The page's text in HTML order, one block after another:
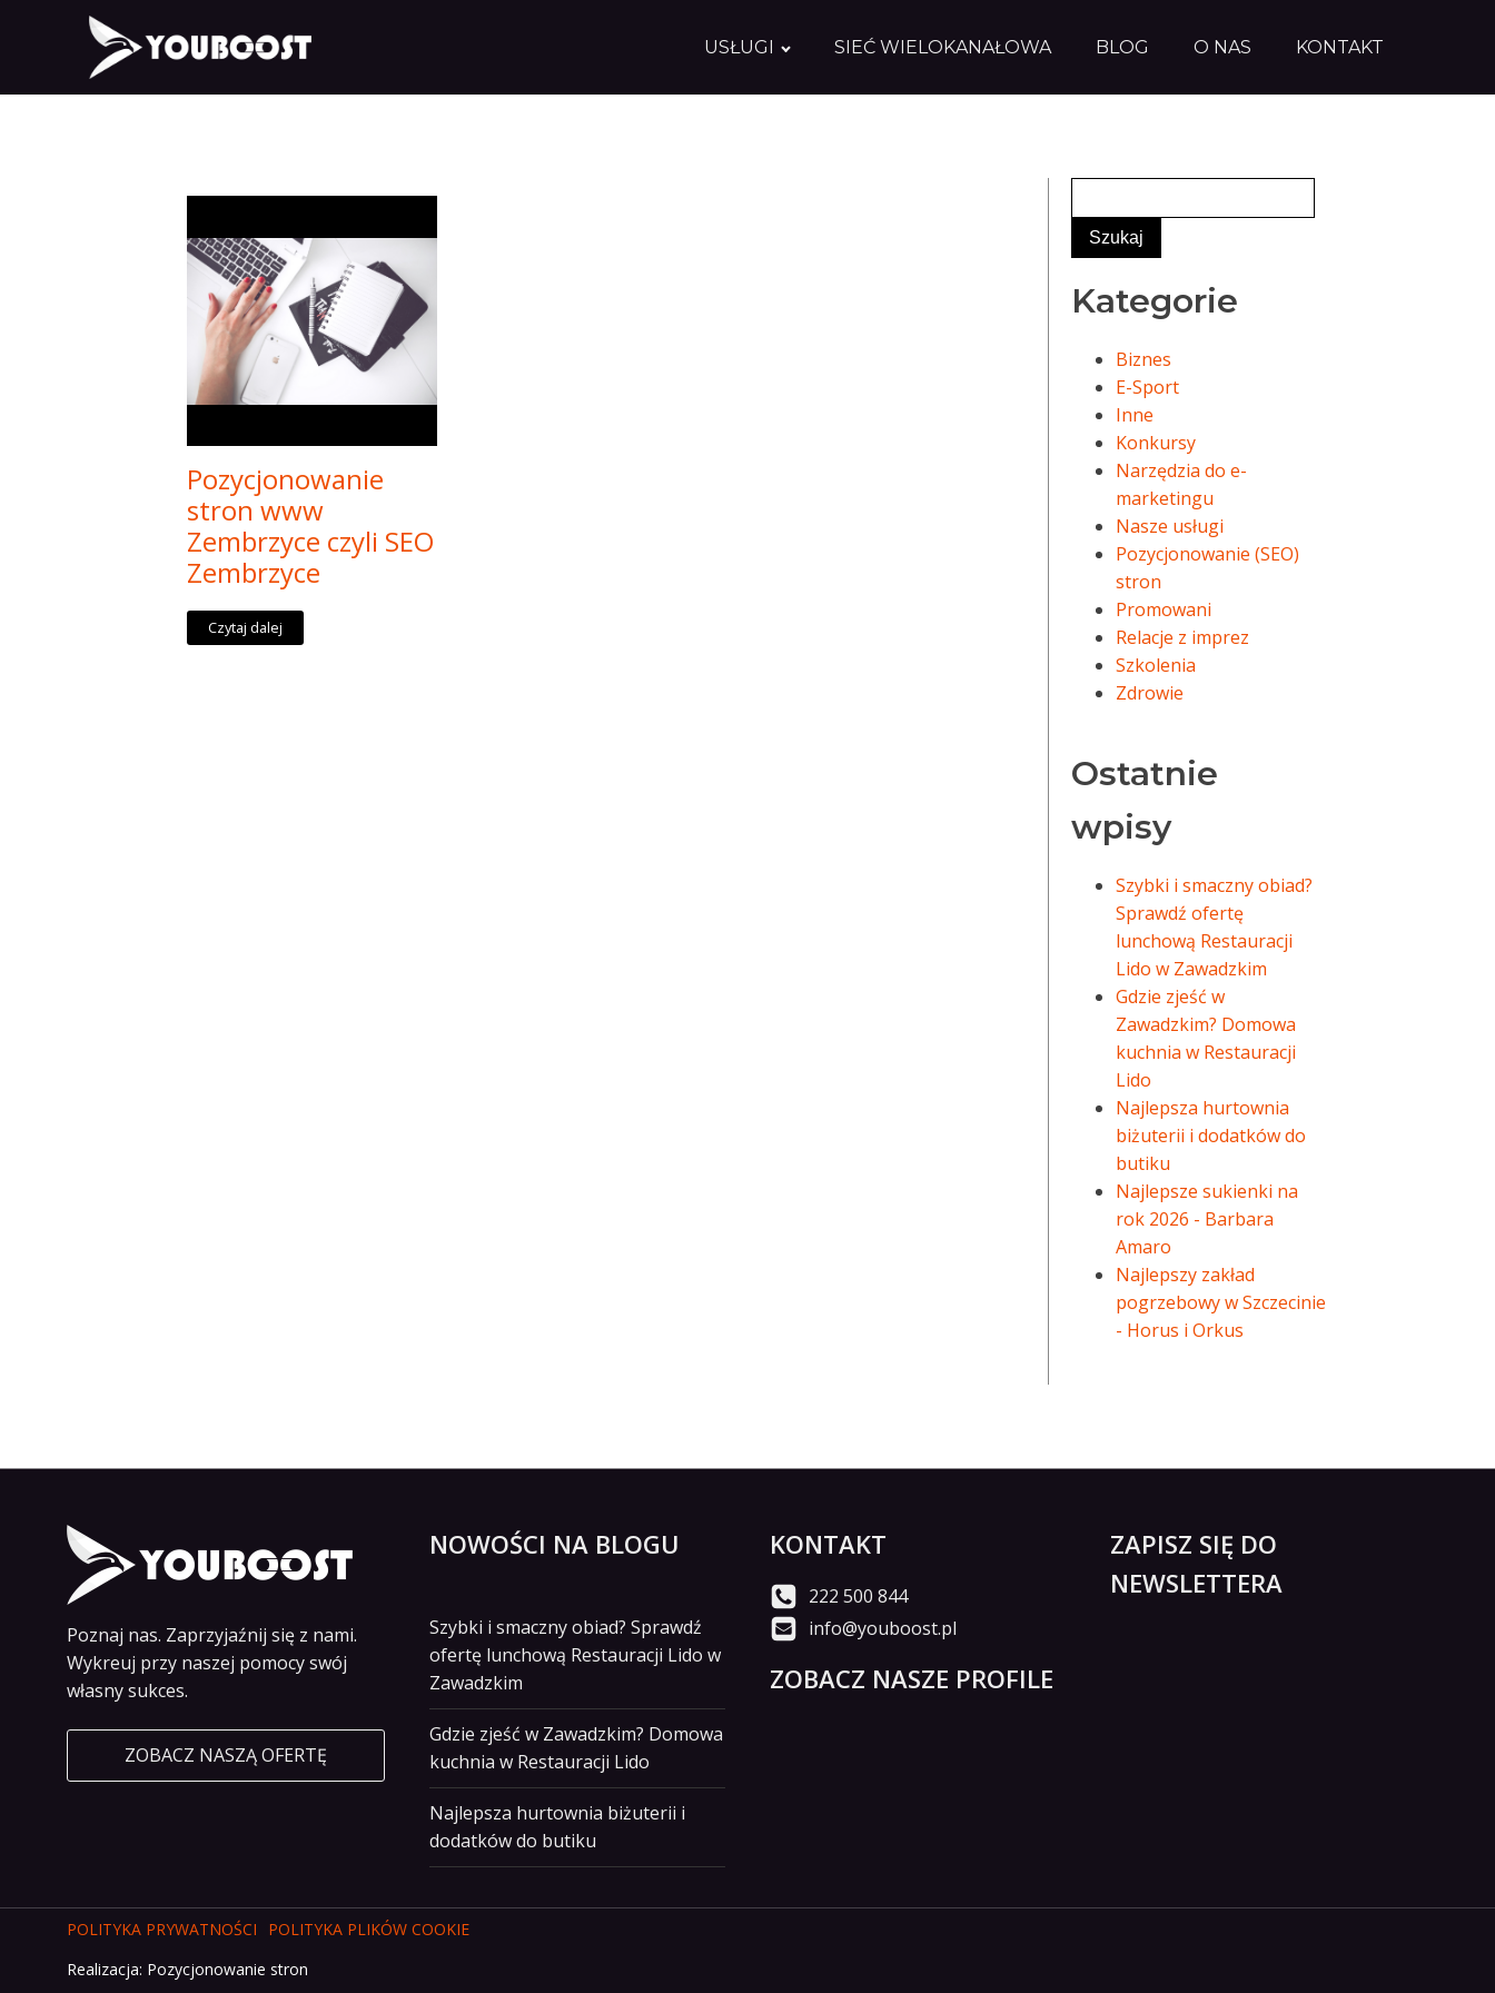
USŁUGI SIEĆ WIELOKANAŁOWA BLOG O NAS KONTAKT
Pozycjonowanie
stron www
Zembrzyce czyli SEO
Zembrzyce
Czytaj dalej
Kategorie
Biznes
E-Sport
Inne
Konkursy
Narzędzia do e-
marketingu
Nasze usługi
Pozycjonowanie (SEO)
stron
Promowani
Relacje z imprez
Szkolenia
Zdrowie
Ostatnie
wpisy
Szybki i smaczny obiad?
Sprawdź ofertę
lunchową Restauracji
Lido w Zawadzkim
Gdzie zjeść w
Zawadzkim? Domowa
kuchnia w Restauracji
Lido
Najlepsza hurtownia
biżuterii i dodatków do
butiku
Najlepsze sukienki na
rok 2026 - Barbara
Amaro
Najlepszy zakład
pogrzebowy w Szczecinie
- Horus i Orkus
Poznaj nas. Zaprzyjaźnij się z nami.
Wykreuj przy naszej pomocy swój
własny sukces.
ZOBACZ NASZĄ OFERTĘ
NOWOŚCI NA BLOGU
Szybki i smaczny obiad? Sprawdź
ofertę lunchową Restauracji Lido w
Zawadzkim
Gdzie zjeść w Zawadzkim? Domowa
kuchnia w Restauracji Lido
Najlepsza hurtownia biżuterii i
dodatków do butiku
KONTAKT
222 500 844
info@youboost.pl
ZOBACZ NASZE PROFILE
ZAPISZ SIĘ DO
NEWSLETTERA
POLITYKA PRYWATNOŚCI
POLITYKA PLIKÓW COOKIE
Realizacja: Pozycjonowanie stron